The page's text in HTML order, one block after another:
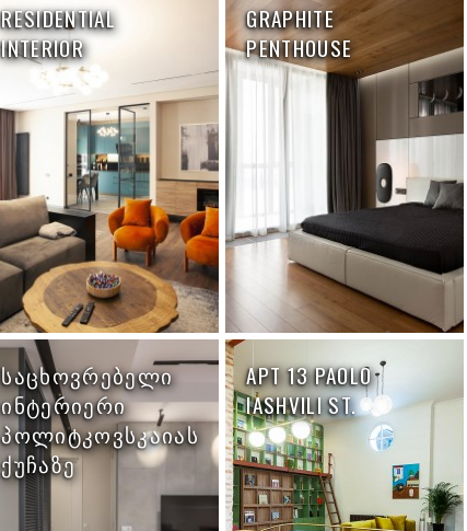
RESIDENTIAL
INTERIOR
GRAPHITE
PENTHOUSE
ᲡᲐᲪᲮᲝᲕᲠᲔᲑᲔᲚᲘ
ᲘᲜᲢᲔᲠᲘᲔᲠᲘ
ᲞᲝᲚᲘᲢᲙᲝᲕᲡᲙᲐᲘᲐᲡ
ᲥᲣᲩᲐᲖᲔ
APT 13 PAOLO
IASHVILI ST.